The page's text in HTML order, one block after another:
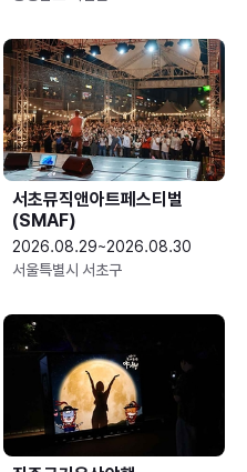
서초뮤직앤아트페스티벌
(SMAF)
2026.08.29~2026.08.30
서울특별시 서초구